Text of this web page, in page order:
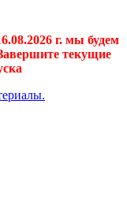
г. мы будем
текущие